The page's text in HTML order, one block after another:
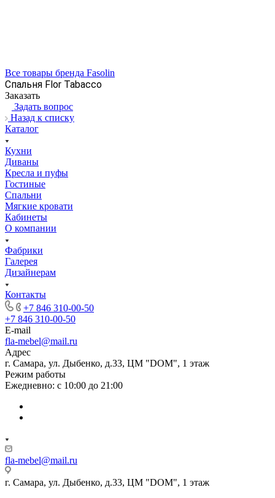
Все товары бренда Fasolin
Спальня Flor Tabacco
Заказать
Задать вопрос
Назад к списку
Каталог
Кухни
Диваны
Кресла и пуфы
Гостиные
Спальни
Мягкие кровати
Кабинеты
О компании
Фабрики
Галерея
Дизайнерам
Контакты
+7 846 310-00-50
+7 846 310-00-50
E-mail
fla-mebel@mail.ru
Адрес
г. Самара, ул. Дыбенко, д.33, ЦМ "DOM", 1 этаж
Режим работы
Ежедневно: с 10:00 до 21:00
fla-mebel@mail.ru
г. Самара, ул. Дыбенко, д.33, ЦМ "DOM", 1 этаж